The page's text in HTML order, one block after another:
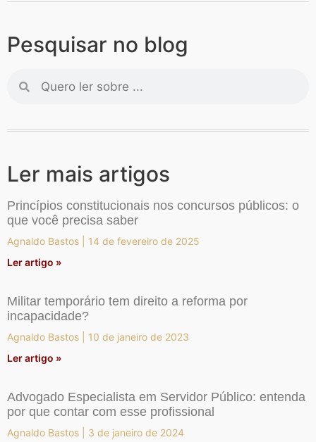
Pesquisar no blog
Ler mais artigos
Princípios constitucionais nos concursos públicos: o
que você precisa saber
Agnaldo Bastos
14 de fevereiro de 2025
Ler artigo »
Militar temporário tem direito a reforma por
incapacidade?
Agnaldo Bastos
10 de janeiro de 2023
Ler artigo »
Advogado Especialista em Servidor Público: entenda
por que contar com esse profissional
Agnaldo Bastos
3 de janeiro de 2024